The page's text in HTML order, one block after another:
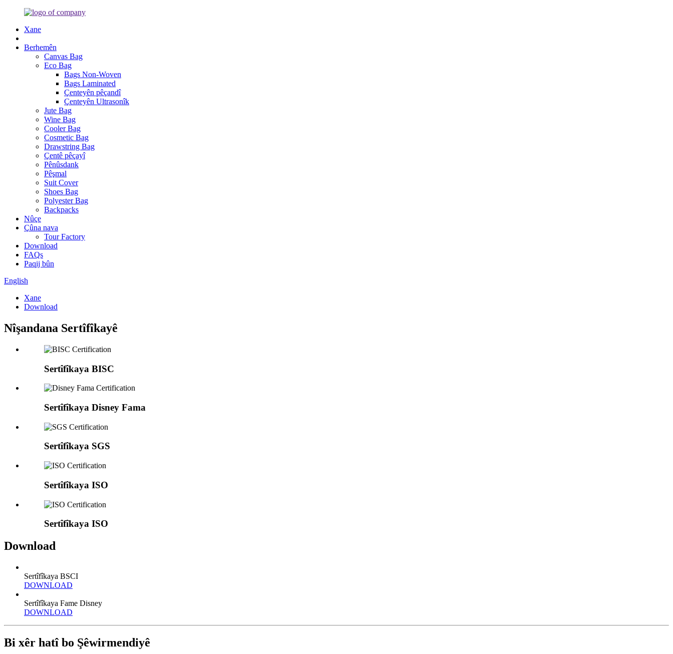
Xane
Berhemên
Canvas Bag
Eco Bag
Bags Non-Woven
Bags Laminated
Çenteyên pêçandî
Çenteyên Ultrasonîk
Jute Bag
Wine Bag
Cooler Bag
Cosmetic Bag
Drawstring Bag
Çentê pêçayî
Pênûsdank
Pêşmal
Suit Cover
Shoes Bag
Polyester Bag
Backpacks
Nûçe
Çûna nava
Tour Factory
Download
FAQs
Paqij bûn
English
Xane
Download
Nîşandana Sertîfîkayê
Sertîfîkaya BISC
Sertîfîkaya Disney Fama
Sertîfîkaya SGS
Sertîfîkaya ISO
Sertîfîkaya ISO
Download
Sertîfîkaya BSCI
DOWNLOAD
Sertîfîkaya Fame Disney
DOWNLOAD
Bi xêr hatî bo Şêwirmendiyê